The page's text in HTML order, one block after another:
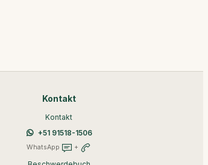
Kontakt
Kontakt
+51 91518-1506
WhatsApp +